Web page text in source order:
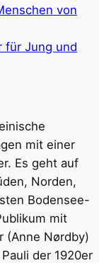
von
für Jung und
mit einer
Es geht auf
Norden,
Bodensee-
mit
(Anne Nørdby)
der 1920er